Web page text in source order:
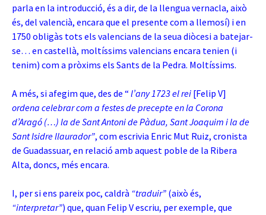
parla en la introducció, és a dir, de la llengua vernacla, això
és, del valencià, encara que el presente com a llemosí) i en
1750 obligàs tots els valencians de la seua diòcesi a batejar-
se… en castellà, moltíssims valencians encara tenien (i
tenim) com a pròxims els Sants de la Pedra. Moltíssims.
A més, si afegim que, des de “ l’any 1723 el rei [Felip V]
ordena celebrar com a festes de precepte en la Corona
d’Aragó (…) la de Sant Antoni de Pàdua, Sant Joaquim i la de
Sant Isidre llaurador”, com escrivia Enric Mut Ruiz, cronista
de Guadassuar, en relació amb aquest poble de la Ribera
Alta, doncs, més encara.
I, per si ens pareix poc, caldrà “traduir” (això és,
“interpretar”) que, quan Felip V escriu, per exemple, que